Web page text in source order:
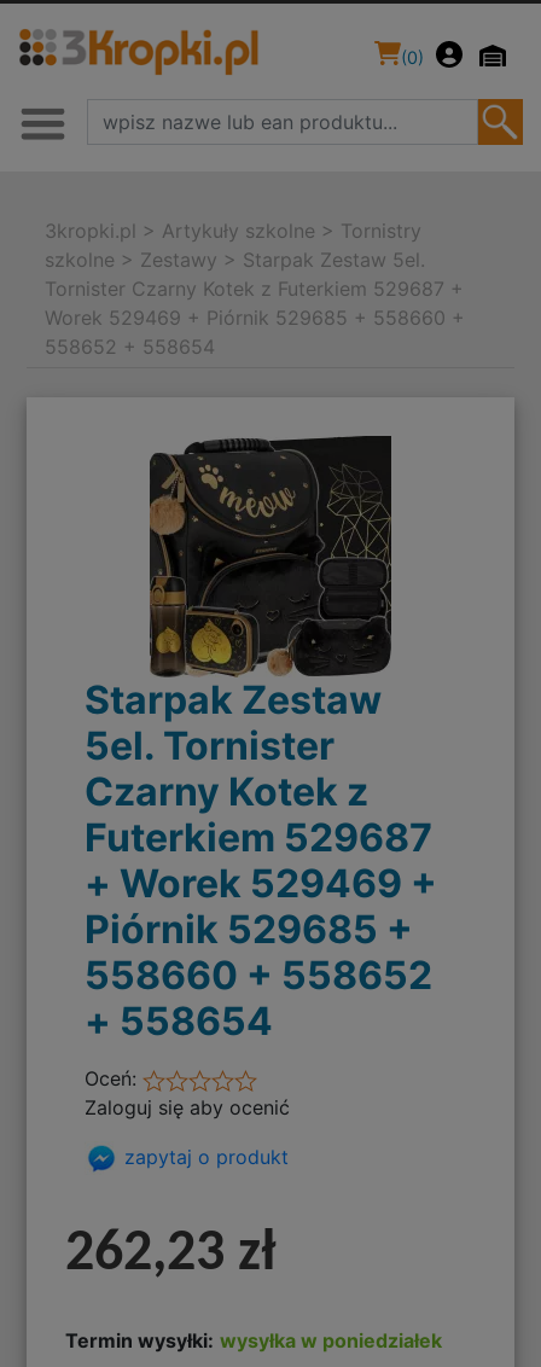
(0)
3kropki.pl > Artykuły szkolne > Tornistry
szkolne > Zestawy > Starpak Zestaw 5el.
Tornister Czarny Kotek z Futerkiem 529687 +
Worek 529469 + Piórnik 529685 + 558660 +
558652 + 558654
Starpak Zestaw
5el. Tornister
Czarny Kotek z
Futerkiem 529687
+ Worek 529469 +
Piórnik 529685 +
558660 + 558652
+ 558654
Oceń:
Zaloguj się aby ocenić
zapytaj o produkt
262,23 zł
Termin wysyłki: wysyłka w poniedziałek